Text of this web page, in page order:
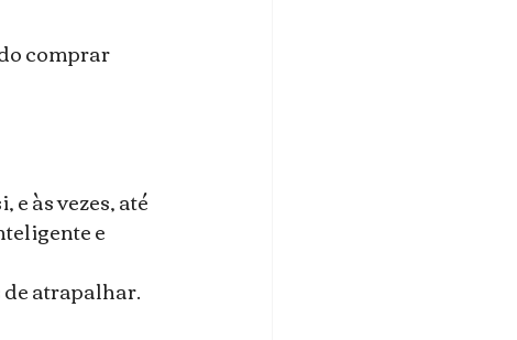
comprar
às vezes, até
e
atrapalhar.